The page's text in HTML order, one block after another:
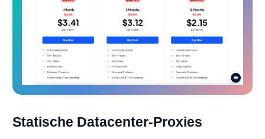
Statische Datacenter-Proxies